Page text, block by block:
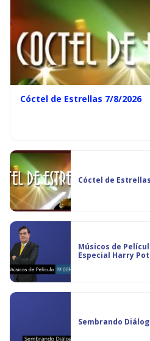
Cóctel de Estrellas 7/8/2026
Cóctel de
Músicos de
Especial Harry
Sembrando